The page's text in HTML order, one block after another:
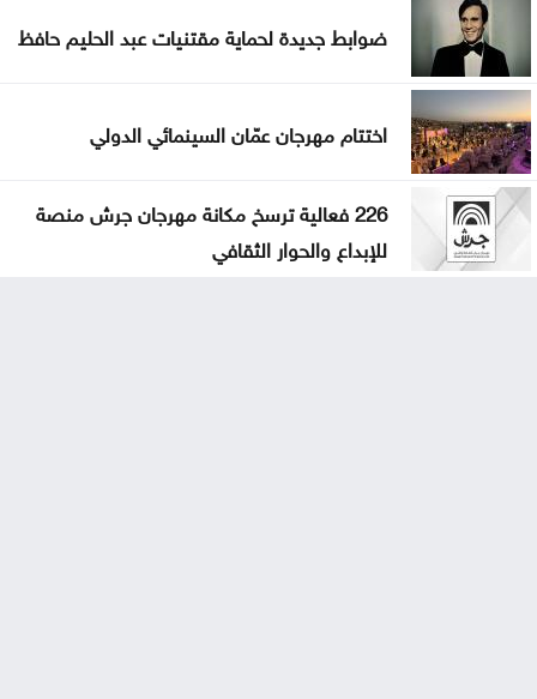
ضوابط جديدة لحماية مقتنيات عبد الحليم حافظ
اختتام مهرجان عمّان السينمائي الدولي
226 فعالية ترسخ مكانة مهرجان جرش منصة
للإبداع والحوار الثقافي